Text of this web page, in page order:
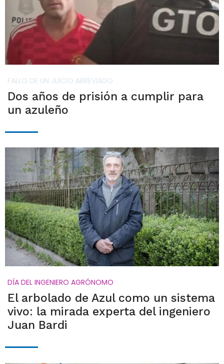
FALLO DE UN JUICIO ABREVIADO
Dos años de prisión a cumplir para
un azuleño
DÍA DEL INGENIERO AGRÓNOMO
El arbolado de Azul como un sistema
vivo: la mirada experta del ingeniero
Juan Bardi